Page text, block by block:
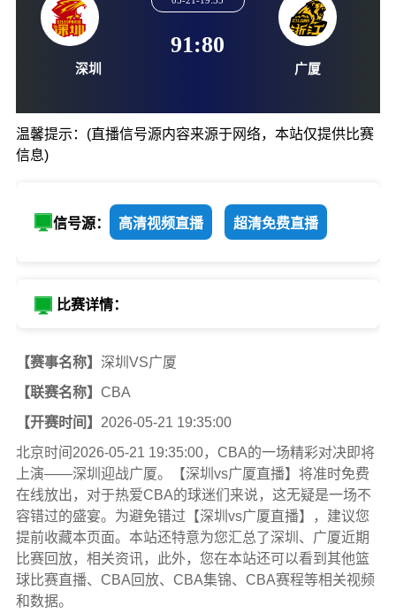
91:80
温馨提示：(直播信号源内容来源于网络，本站仅提供比赛
信息)
信号源： 高清视频直播 超清免费直播
比赛详情：
【赛事名称】 深圳VS广厦
【联赛名称】 CBA
【开赛时间】 2026-05-21 19:35:00
北京时间2026-05-21 19:35:00，CBA的一场精彩对决即将
上演——深圳迎战广厦。【深圳vs广厦直播】将准时免费
在线放出，对于热爱CBA的球迷们来说，这无疑是一场不
容错过的盛宴。为避免错过【深圳vs广厦直播】，建议您
提前收藏本页面。本站还特意为您汇总了深圳、广厦近期
比赛回放，相关资讯，此外，您在本站还可以看到其他篮
球比赛直播、CBA回放、CBA集锦、CBA赛程等相关视频
和数据。